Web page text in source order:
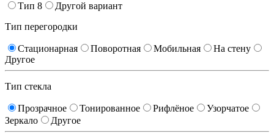
Тип 8
Другой вариант
Тип перегородки
Стационарная Поворотная Мобильная
На стену
Другое
Тип стекла
Прозрачное Тонированное Рифлёное
Узорчатое
Зеркало
Другое